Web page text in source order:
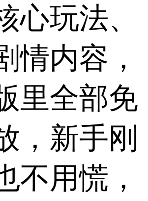
心玩法、
情内容，
里全部免
，新手刚
不用慌，